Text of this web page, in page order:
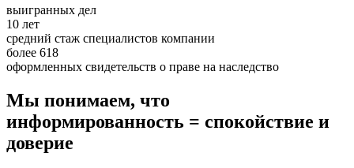
выигранных дел
10 лет
средний стаж специалистов компании
более 618
оформленных свидетельств о праве на наследство
Мы понимаем, что
информированность = спокойствие и
доверие